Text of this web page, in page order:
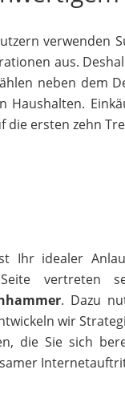
verwenden
aus.
neben dem
Haushalten.
die ersten zehn
Ihr idealer
vertreten
. Dazu
wir
die Sie sich